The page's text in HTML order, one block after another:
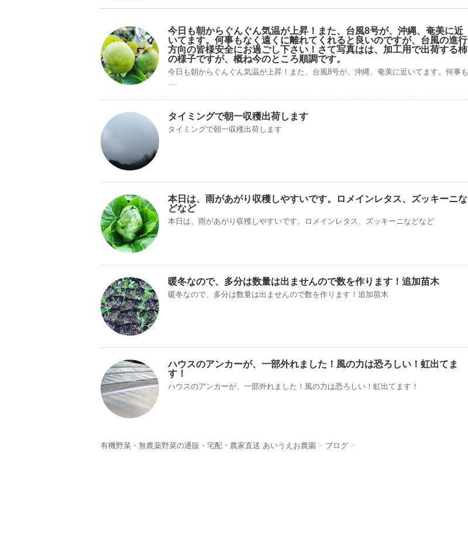
今日も朝からぐんぐん気温が上昇！また、台風8号が、沖縄、奄美に近
いてます。何事もなく遠くに離れてくれると良いのですが、台風の進行
方向の皆様安全にお過ごし下さい！さて写真はは、加工用で出荷する柿
の様子ですが、概ね今のところ順調です。
今日も朝からぐんぐん気温が上昇！また、台風8号が、沖縄、奄美に近いてます。何事も
タイミングで朝一収穫出荷します
タイミングで朝一収穫出荷します
本日は、雨があがり収穫しやすいです。ロメインレタス、ズッキーニな
どなど
本日は、雨があがり収穫しやすいです。ロメインレタス、ズッキーニなどなど
暖冬なので、多分は数量は出ませんので数を作ります！追加苗木
暖冬なので、多分は数量は出ませんので数を作ります！追加苗木
ハウスのアンカーが、一部外れました！風の力は恐ろしい！虹出てま
す！
ハウスのアンカーが、一部外れました！風の力は恐ろしい！虹出てます！
有機野菜・無農薬野菜の通販・宅配・農家直送 あいうえお農園 > ブログ >